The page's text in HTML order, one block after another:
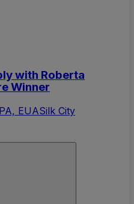
with Roberta
Winner
EUASilk City